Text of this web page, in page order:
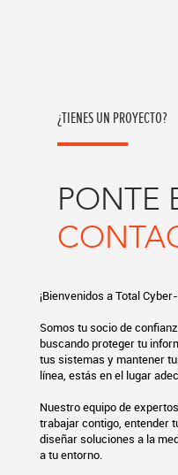
¿TIENES UN PROYECTO?
PONTE
¡Bienvenidos a Total
Somos tu socio de
buscando proteger tu
tus sistemas y mantener
línea, estás en el lugar
Nuestro equipo de
trabajar contigo, entender
diseñar soluciones a la
a tu entorno.